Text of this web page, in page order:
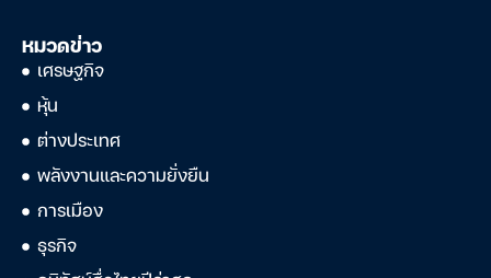
หมวดข่าว
เศรษฐกิจ
หุ้น
ต่างประเทศ
พลังงานและความยั่งยืน
การเมือง
ธุรกิจ